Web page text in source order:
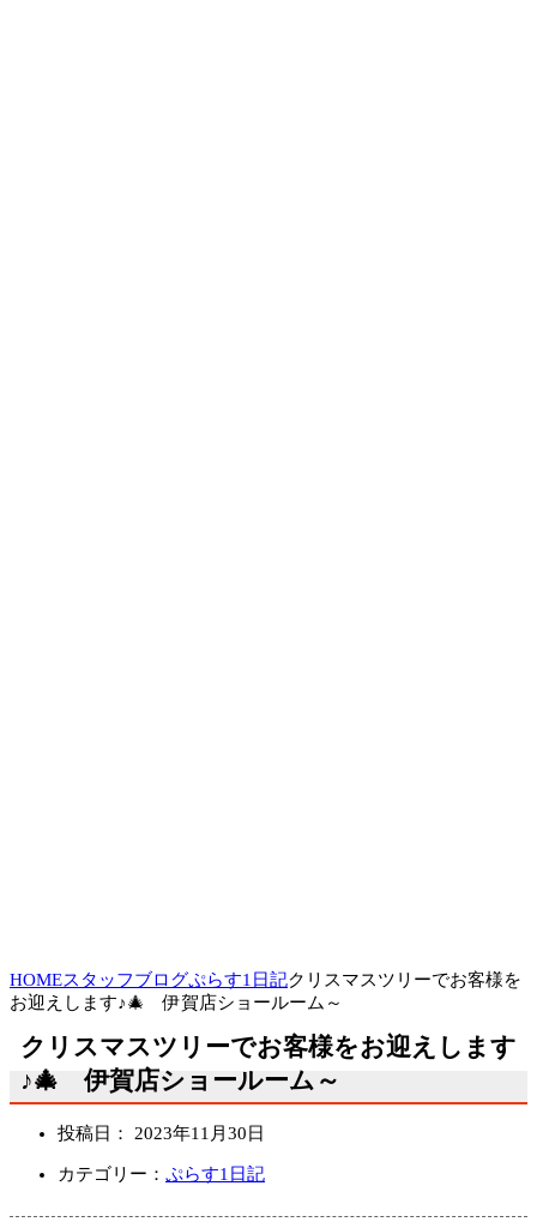
HOMEスタッフブログぷらす1日記クリスマスツリーでお客様を
お迎えします♪🎄 伊賀店ショールーム～
クリスマスツリーでお客様をお迎えします
♪🎄 伊賀店ショールーム～
投稿日： 2023年11月30日
カテゴリー： ぷらす1日記